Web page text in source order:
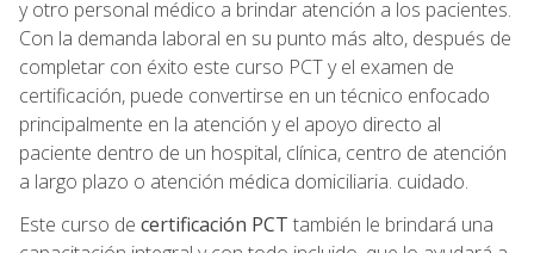
y otro personal médico a brindar atención a los pacientes.
Con la demanda laboral en su punto más alto, después de
completar con éxito este curso PCT y el examen de
certificación, puede convertirse en un técnico enfocado
principalmente en la atención y el apoyo directo al
paciente dentro de un hospital, clínica, centro de atención
a largo plazo o atención médica domiciliaria. cuidado.
Este curso de certificación PCT también le brindará una